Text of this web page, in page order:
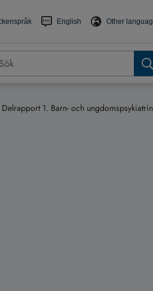
English Other
1. Barn- och ungdomspsykiatrin